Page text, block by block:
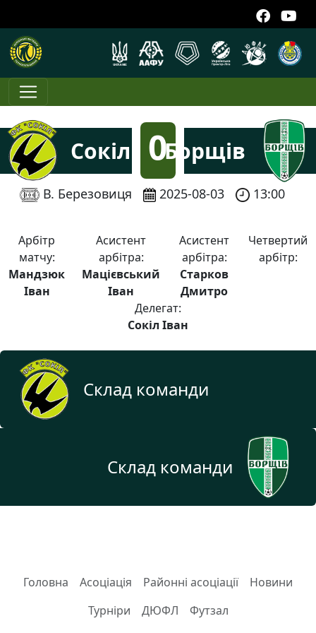
Сокіл
0
:
Борщів
В. Березовиця 2025-08-03 13:00
Арбітр
матчу:
Мандзюк
Іван
Асистент
арбітра:
Мацієвський
Іван
Асистент
арбітра:
Старков
Дмитро
Четвертий
арбітр:
Делегат:
Сокіл Іван
Склад команди
Склад команди
Головна Асоціація Районні асоціації
Новини
Турніри
ДЮФЛ Футзал